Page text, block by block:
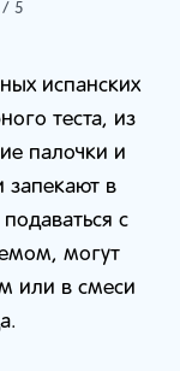
/ 5
испанских
теста, из
палочки и
запекают в
с
могут
или в смеси